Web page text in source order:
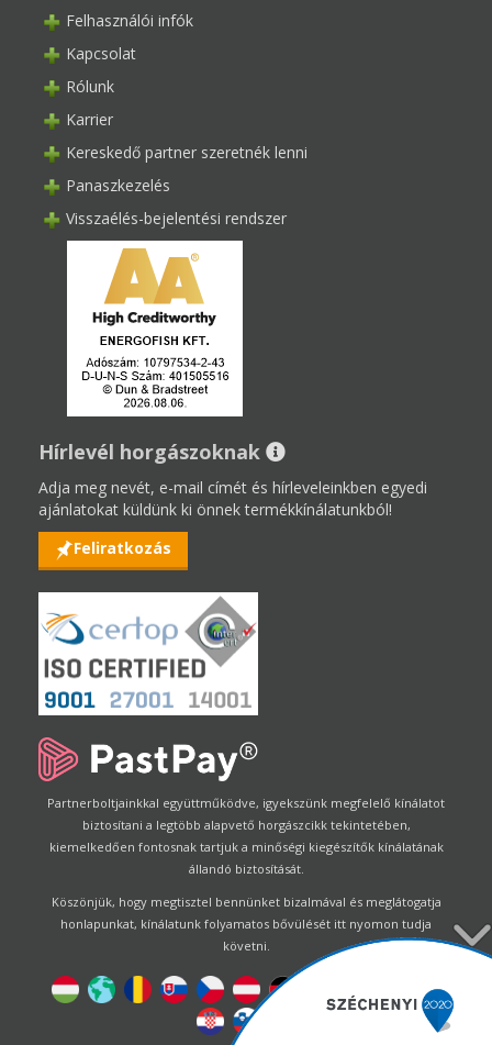
Felhasználói infók
Kapcsolat
Rólunk
Karrier
Kereskedő partner szeretnék lenni
Panaszkezelés
Visszaélés-bejelentési rendszer
Hírlevél horgászoknak
Adja meg nevét, e-mail címét és hírleveleinkben egyedi
ajánlatokat küldünk ki önnek termékkínálatunkból!
Feliratkozás
Partnerboltjainkkal együttműködve, igyekszünk megfelelő kínálatot
biztosítani a legtöbb alapvető horgászcikk tekintetében,
kiemelkedően fontosnak tartjuk a minőségi kiegészítők kínálatának
állandó biztosítását.
Köszönjük, hogy megtisztel bennünket bizalmával és meglátogatja
honlapunkat, kínálatunk folyamatos bővülését itt nyomon tudja
követni.